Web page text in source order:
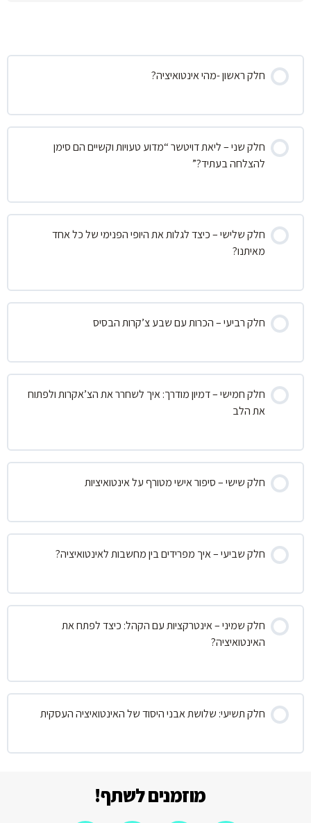
חלק ראשון -מהי אינטואיציה?
חלק שני – ליאת דויטשר “מדוע טעויות וקשיים הם סימן
להצלחה בעתיד?”
חלק שלישי – כיצד לגלות את היופי הפנימי של כל אחד
מאיתנו?
חלק רביעי – הכרות עם שבע צ’קרות הבסיס
חלק חמישי – דמיון מודרך: איך לשחרר את הצ’אקרות ולפתוח
את הלב
חלק שישי – סיפור אישי מטורף על אינטואיציות
חלק שביעי – איך מפרידים בין מחשבות לאינטואיציה?
חלק שמיני – אינטרקציות עם הקהל: כיצד לפתח את
האינטואיציה?
חלק תשיעי: שלושת אבני היסוד של האינטואיציה העסקית
מוזמנים לשתף!